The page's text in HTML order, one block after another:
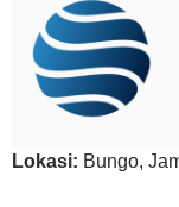
Lokasi: Bungo,